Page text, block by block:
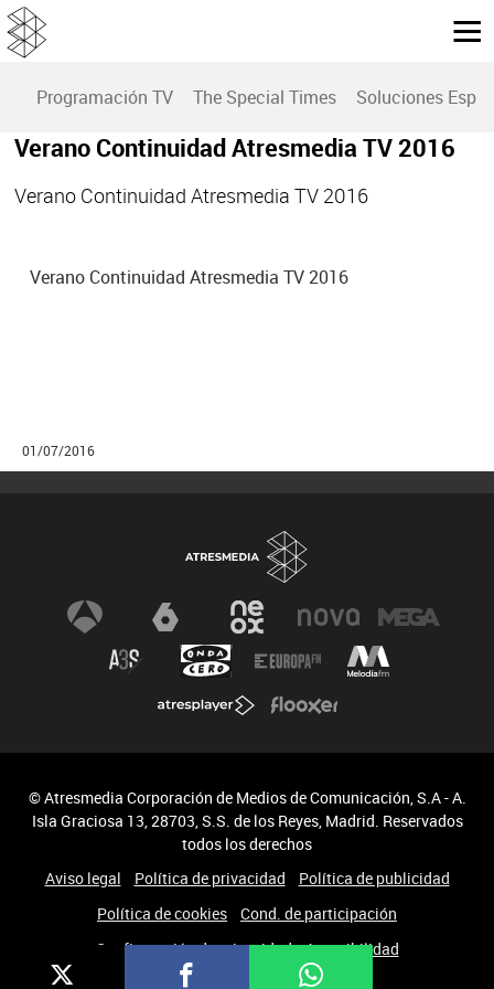
Programación TV The Special Times Soluciones
Verano Continuidad Atresmedia TV 2016
Verano Continuidad Atresmedia TV 2016
Verano Continuidad Atresmedia TV 2016
01/07/2016
© Atresmedia Corporación de Medios de Comunicación, S.A - A.
Isla Graciosa 13, 28703, S.S. de los Reyes, Madrid. Reservados
todos los derechos
Aviso legal
Política de privacidad
Política de publicidad
Política de cookies
Cond. de participación
Configuración de privacidad
Accesibilidad